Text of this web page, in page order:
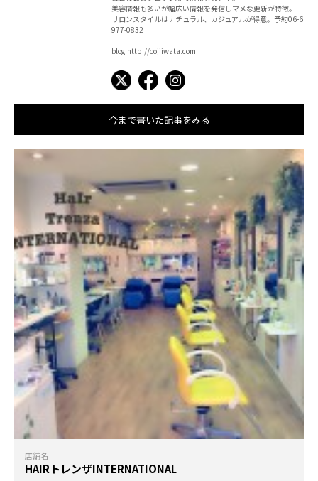
美容情報も多いが幅広い情報を発信しマメな更新が特徴。
サロンスタイルはナチュラル、カジュアルが得意。予約06-6
977-0832
blog:http://cojiiwata.com
今まで書いた記事をみる
店舗名
HAIRトレンザINTERNATIONAL